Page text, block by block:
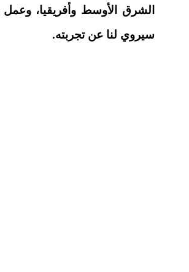
الشرق الأوسط وأفريقيا، وعمل
سيروي لنا عن تجربته.